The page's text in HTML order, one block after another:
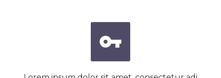

